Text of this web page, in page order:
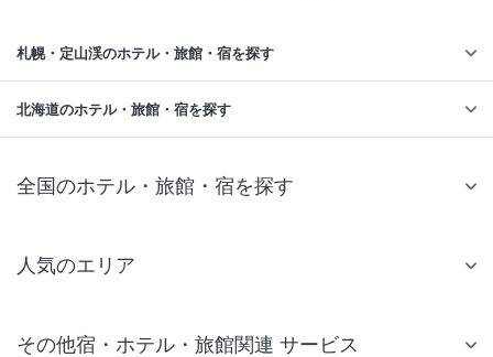
札幌・定山渓のホテル・旅館・宿を探す
北海道のホテル・旅館・宿を探す
全国のホテル・旅館・宿を探す
人気のエリア
その他宿・ホテル・旅館関連 サービス